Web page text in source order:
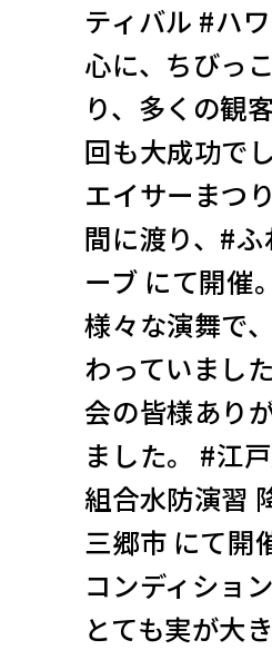
ティバル #ハ
心に、ちびっ
り、多くの観
回も大成功で
エイサーまつ
間に渡り、#ふ
ーブ にて開催
様々な演舞で
わっていまし
会の皆様あり
ました。 #江
組合水防演習
三郷市 にて開
コンディショ
とても実が大